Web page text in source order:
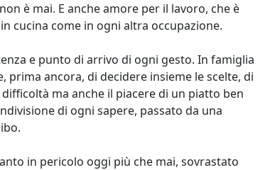
è mai. E anche amore per il lavoro, che è
cucina come in ogni altra occupazione.
e punto di arrivo di ogni gesto. In famiglia
ancora, di decidere insieme le scelte, di
ma anche il piacere di un piatto ben
di ogni sapere, passato da una
in pericolo oggi più che mai, sovrastato